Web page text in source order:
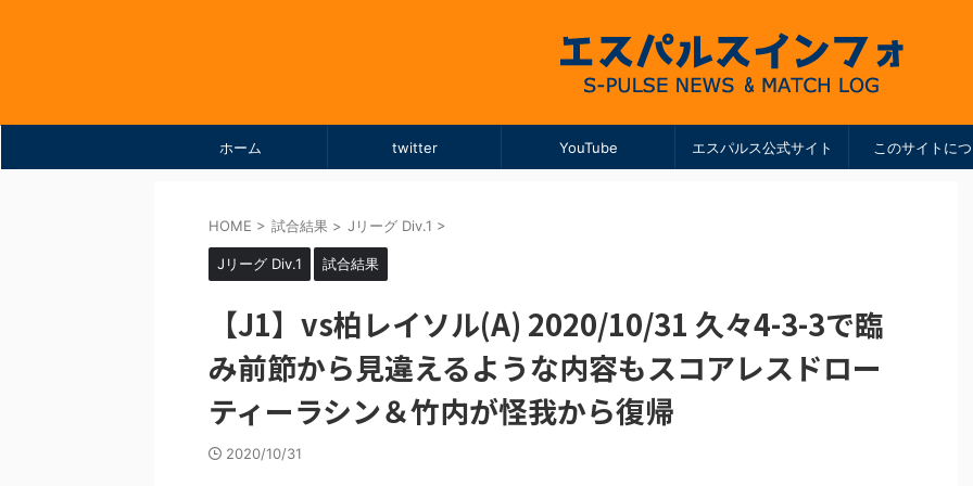
ホーム twitter YouTube エスパルス公式サイト このサイトに
HOME > 試合結果 > Jリーグ Div.1 >
Jリーグ Div.1 試合結果
【J1】vs柏レイソル(A) 2020/10/31 久々4-3-3で臨
み前節から見違えるような内容もスコアレスドロー
ティーラシン＆竹内が怪我から復帰
2020/10/31